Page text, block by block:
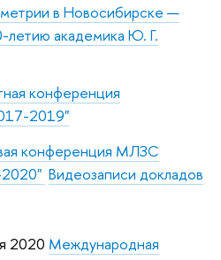
в Новосибирске —
академика Ю. Г.
конференция
2019"
конференция МЛЗС
Видеозаписи докладов
2020 Международная